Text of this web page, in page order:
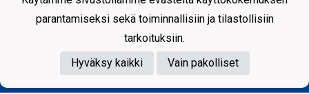
Powered by
parantamiseksi sekä toiminnallisiin ja tilastollisiin
tarkoituksiin.
Hyväksy kaikki
Vain pakolliset